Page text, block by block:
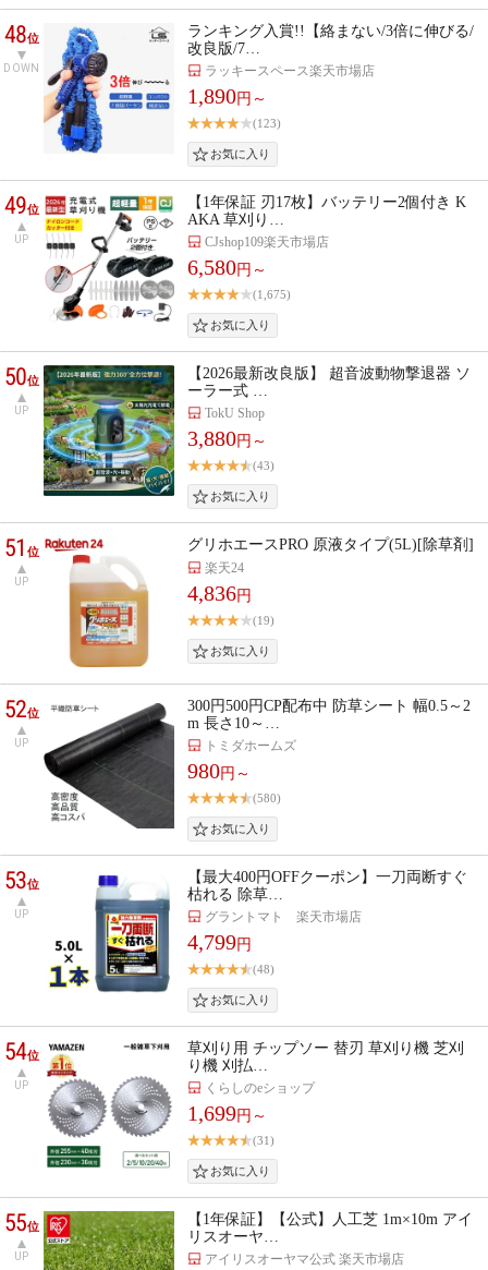
48位
DOWN
ランキング入賞!!【絡まない/3倍に伸びる/
改良版/7…
ラッキースペース楽天市場店
1,890円～
(123)
49位
UP
【1年保証 刃17枚】バッテリー2個付き K
AKA 草刈り…
CJshop109楽天市場店
6,580円～
(1,675)
50位
UP
【2026最新改良版】 超音波動物撃退器 ソ
ーラー式 …
TokU Shop
3,880円～
(43)
51位
UP
グリホエースPRO 原液タイプ(5L)[除草剤]
楽天24
4,836円
(19)
52位
UP
300円500円CP配布中 防草シート 幅0.5～2
m 長さ10～…
トミダホームズ
980円～
(580)
53位
UP
【最大400円OFFクーポン】一刀両断すぐ
枯れる 除草…
グラントマト 楽天市場店
4,799円
(48)
54位
UP
草刈り用 チップソー 替刃 草刈り機 芝刈
り機 刈払…
くらしのeショップ
1,699円～
(31)
55位
UP
【1年保証】【公式】人工芝 1m×10m アイ
リスオーヤ…
アイリスオーヤマ公式 楽天市場店